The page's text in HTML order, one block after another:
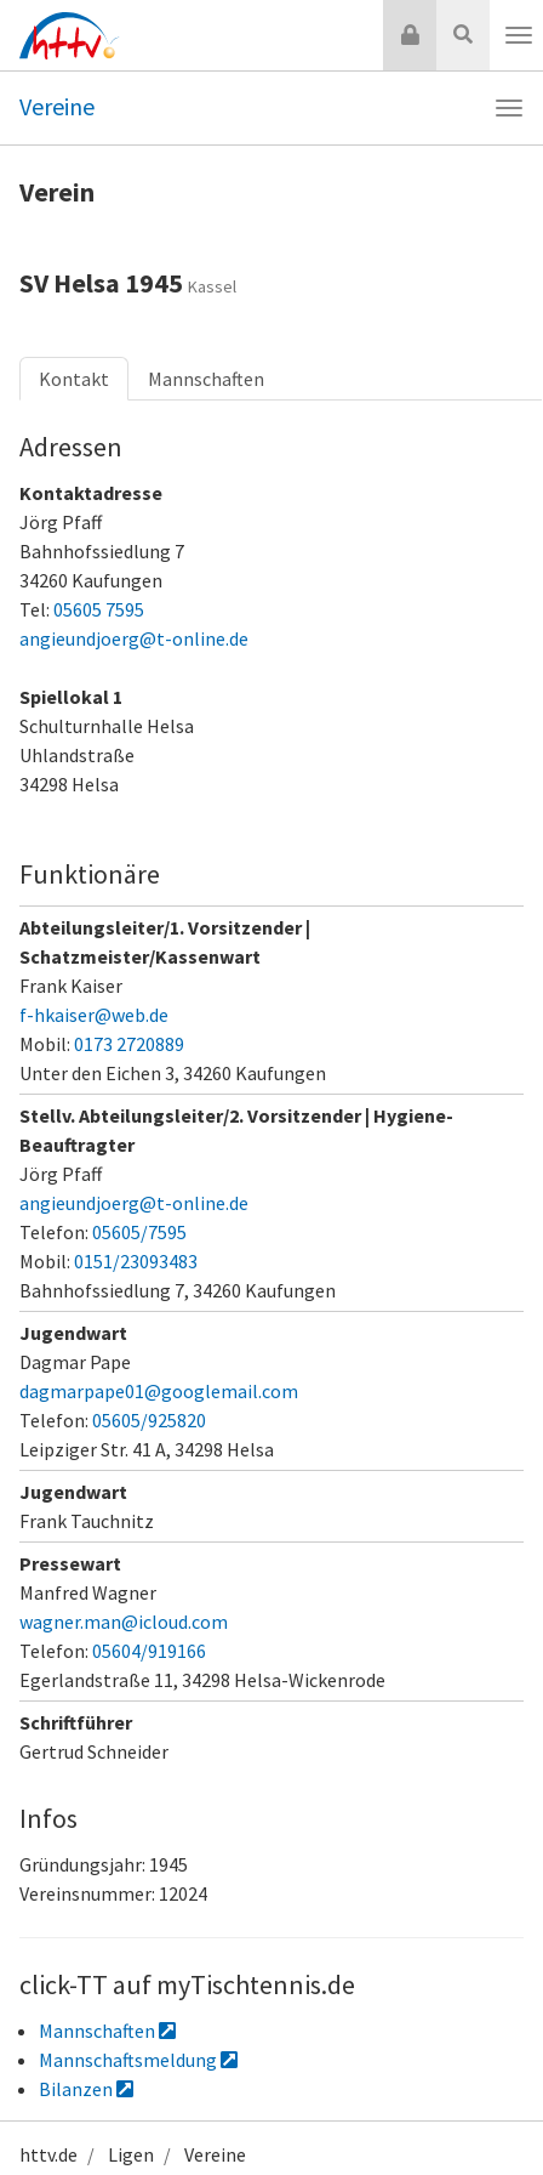
Inhalt
springen
Suche
Login
Vereine
Verein
SV Helsa 1945 Kassel
Kontakt Mannschaften
Adressen
Kontaktadresse
Jörg Pfaff
Bahnhofssiedlung 7
34260 Kaufungen
Tel: 05605 7595
angieundjoerg@t-online.de
Spiellokal 1
Schulturnhalle Helsa
Uhlandstraße
34298 Helsa
Funktionäre
Abteilungsleiter/1. Vorsitzender |
Schatzmeister/Kassenwart
Frank Kaiser
f-hkaiser@web.de
Mobil: 0173 2720889
Unter den Eichen 3, 34260 Kaufungen
Stellv. Abteilungsleiter/2. Vorsitzender | Hygiene-
Beauftragter
Jörg Pfaff
angieundjoerg@t-online.de
Telefon: 05605/7595
Mobil: 0151/23093483
Bahnhofssiedlung 7, 34260 Kaufungen
Jugendwart
Dagmar Pape
dagmarpape01@googlemail.com
Telefon: 05605/925820
Leipziger Str. 41 A, 34298 Helsa
Jugendwart
Frank Tauchnitz
Pressewart
Manfred Wagner
wagner.man@icloud.com
Telefon: 05604/919166
Egerlandstraße 11, 34298 Helsa-Wickenrode
Schriftführer
Gertrud Schneider
Infos
Gründungsjahr: 1945
Vereinsnummer: 12024
click-TT auf myTischtennis.de
Mannschaften
Mannschaftsmeldung
Bilanzen
httv.de Ligen Vereine